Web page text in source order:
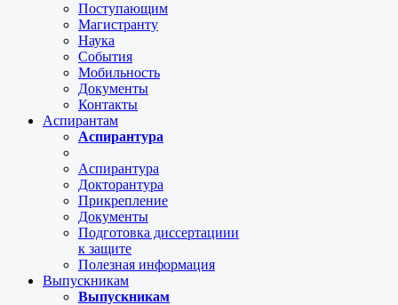
Поступающим
Магистранту
Наука
События
Мобильность
Документы
Контакты
Аспирантам
Аспирантура
Аспирантура
Докторантура
Прикрепление
Документы
Подготовка диссертациии
к защите
Полезная информация
Выпускникам
Выпускникам